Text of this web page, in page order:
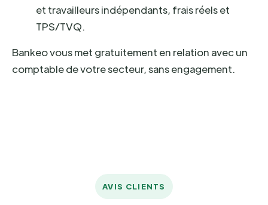
et travailleurs indépendants, frais réels et
TPS/TVQ.
Bankeo vous met gratuitement en relation avec un
comptable de votre secteur, sans engagement.
AVIS CLIENTS